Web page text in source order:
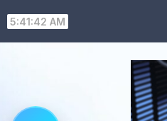
5:41:43 AM